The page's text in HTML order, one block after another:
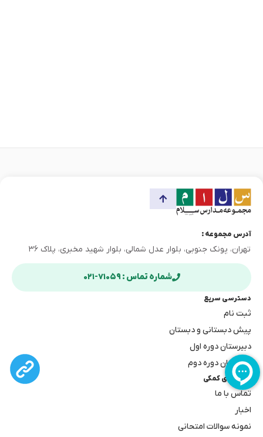
آدرس مجموعه :
تهران، پونک جنوبی، بلوار عدل شمالی، بلوار شهید مخبری، پلاک ۳۶
شماره تماس : ۷۱۰۵۹-۰۲۱
دسترسی سریع
ثبت نام
پیش دبستانی و دبستان
دبیرستان دوره اول
دبیرستان دوره دوم
لینک های کمکی
تماس با ما
اخبار
نمونه سوالات امتحانی